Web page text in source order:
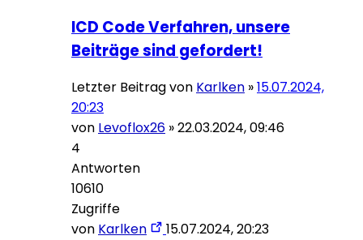
ICD Code Verfahren, unsere
Beiträge sind gefordert!
Letzter Beitrag von Karlken »15.07.2024,
20:23
von Levoflox26 »22.03.2024, 09:46
4
Antworten
10610
Zugriffe
von Karlken 15.07.2024, 20:23